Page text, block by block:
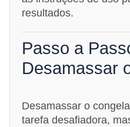
resultados.
Passo a
Desamassar
Desamassar o
tarefa desafiadora,